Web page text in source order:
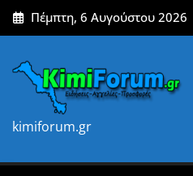
Skip
to
Πέμπτη, 6 Αυγούστου 2026
kimiforum.gr